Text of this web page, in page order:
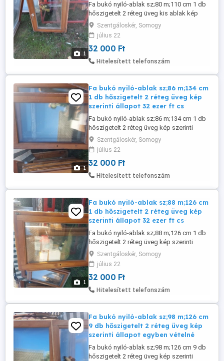
1
Fa bukó nyiló-ablak sz;80 m;110 cm 1 db
hőszigetelt 2 réteg üveg kis ablak kép
szerinti állapot 32 ezer ft csere is érdekel.
Szentgáloskér, Somogy
július 22
32 000 Ft
Hitelesített telefonszám
1
Fa bukó nyiló-ablak sz;86 m;134 cm
1 db hőszigetelt 2 réteg üveg kép
szerinti állapot 32 ezer ft cs
Fa bukó nyiló-ablak sz;86 m;134 cm 1 db
hőszigetelt 2 réteg üveg kép szerinti
állapot 32 ezer ft csere is érdekel.
Szentgáloskér, Somogy
július 22
32 000 Ft
Hitelesített telefonszám
1
Fa bukó nyiló-ablak sz;88 m;126 cm
1 db hőszigetelt 2 réteg üveg kép
szerinti állapot 32 ezer ft cs
Fa bukó nyiló-ablak sz;88 m;126 cm 1 db
hőszigetelt 2 réteg üveg kép szerinti
állapot 32 ezer ft csere is érdekel.
Szentgáloskér, Somogy
július 22
32 000 Ft
Hitelesített telefonszám
Fa bukó nyiló-ablak sz;98 m;126 cm
9 db hőszigetelt 2 réteg üveg kép
szerinti állapot egyben vételné
Fa bukó nyiló-ablak sz;98 m;126 cm 9 db
hőszigetelt 2 réteg üveg kép szerinti